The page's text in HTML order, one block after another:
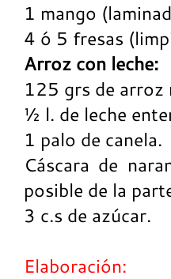
1 mango
4 ó 5 fresas
Arroz con leche:
125 grs de arroz
½ l. de leche
1 palo de canela.
Cáscara de
posible de la
3 c.s de azúcar.
Elaboración: